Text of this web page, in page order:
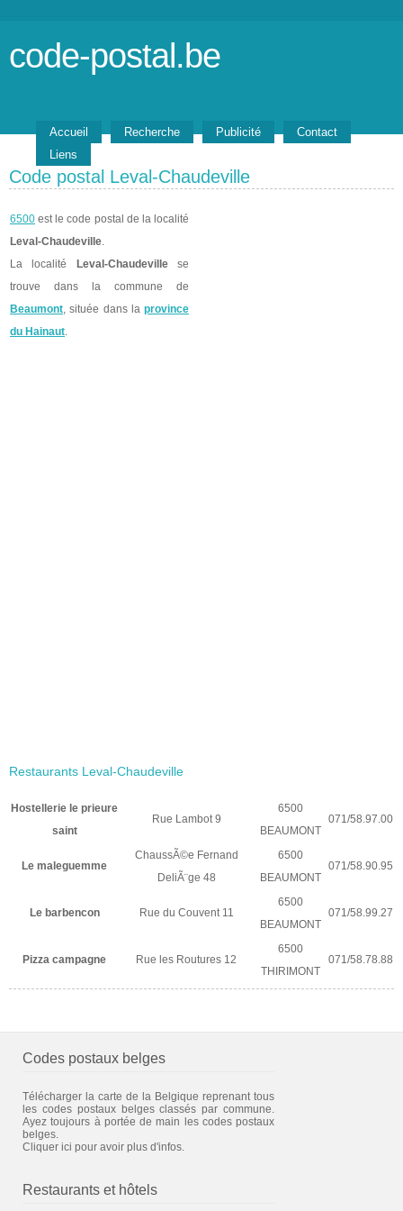
code-postal.be
Accueil Recherche Publicité
Contact
Liens
Code postal Leval-Chaudeville
6500 est le code postal de la localité
Leval-Chaudeville.
La localité
Leval-Chaudevillese
trouve dans la commune de
Beaumont, située dans la province
du Hainaut.
Restaurants Leval-Chaudeville
Hostellerie le prieure
saint
Rue Lambot 9
6500
BEAUMONT
071/58.97.00
Le maleguemme
ChaussÃ©e Fernand
DeliÃ¨ge 48
6500
BEAUMONT
071/58.90.95
Le barbencon Rue du Couvent 11
6500
BEAUMONT
071/58.99.27
Pizza campagne Rue les Routures 12
6500
THIRIMONT
071/58.78.88
Codes postaux belges
Télécharger la carte de la Belgique reprenant tous
les codes postaux belges classés par commune.
Ayez toujours à portée de main les codes postaux
belges.
Cliquer ici pour avoir plus d'infos.
Restaurants et hôtels